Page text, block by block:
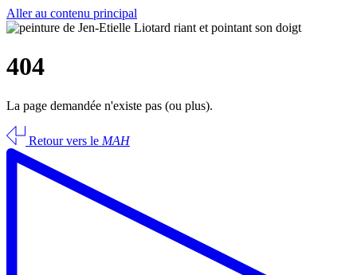
Aller au contenu principal
404
La page demandée n'existe pas (ou plus).
Retour vers le MAH